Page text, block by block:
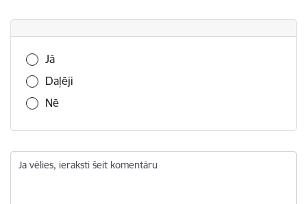
Vai šī informācija bija noderīga?
Jā
Daļēji
Nē
Ja vēlies, ieraksti šeit komentāru